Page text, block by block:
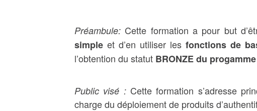
Préambule: Cette formation a pour but
simple et d’en utiliser les fonctions de
l’obtention du statut BRONZE du
Public visé : Cette formation s’adresse
charge du déploiement de produits